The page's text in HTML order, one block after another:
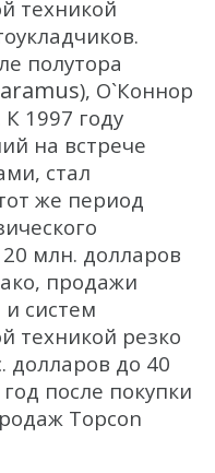
техникой
полутора
), О`Коннор
1997 году
на встрече
стал
же период
млн. долларов
продажи
систем
техникой резко
долларов до 40
после покупки
Topcon